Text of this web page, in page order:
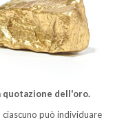
quotazione dell'oro.
può individuare